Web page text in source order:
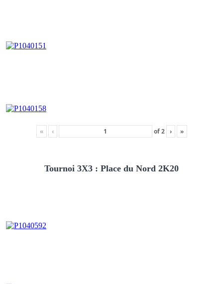
« ‹ of2 › »
Tournoi 3X3 : Place du Nord 2K20